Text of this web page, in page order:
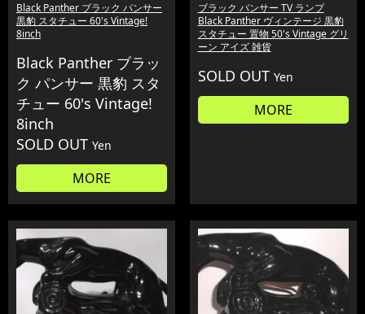
Black Panther ブラック パンサー
黒豹 スタチュー 60's Vintage!
8inch
Black Panther ブラッ
ク パンサー 黒豹 スタ
チュー 60's Vintage!
8inch
SOLD OUT Yen
MORE
ブラック パンサー TV ランプ
Black Panther ヴィンテージ 黒豹
スタチュー 置物 50's Vintage グリ
ーン アイズ 雑貨
SOLD OUT Yen
MORE